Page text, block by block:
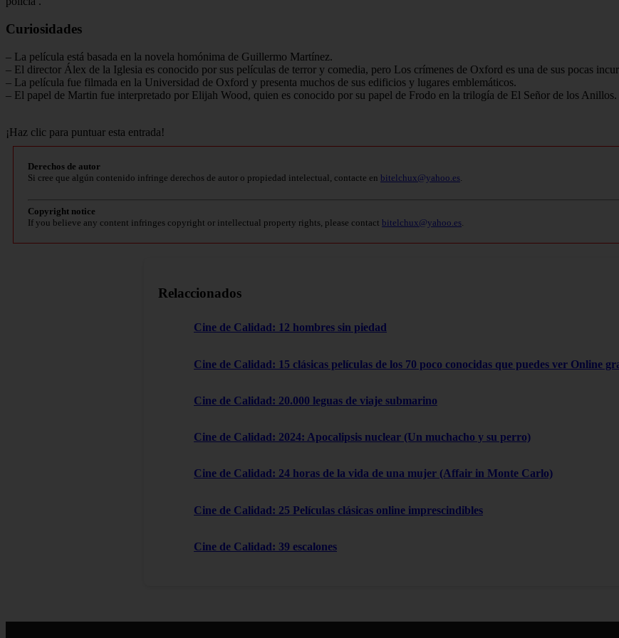
Curiosidades
– La película está basada en la novela homónima de Guillermo Martínez.
– El director Álex de la Iglesia es conocido por sus películas de terror y comedia, pero Los crímenes de Oxford es una de sus pocas
– La película fue filmada en la Universidad de Oxford y presenta muchos de sus edificios y lugares emblemáticos.
– El papel de Martin fue interpretado por Elijah Wood, quien es conocido por su papel de Frodo en la trilogía de El Señor de los Anillos.
¡Haz clic para puntuar esta entrada!
Derechos de autor
Si cree que algún contenido infringe derechos de autor o propiedad intelectual, contacte en bitelchux@yahoo.es
Copyright notice
If you believe any content infringes copyright or intellectual property rights, please contact bitelchux@yahoo.es
Relaccionados
Cine de Calidad: 12 hombres sin piedad
Cine de Calidad: 15 clásicas películas de los 70 poco conocidas que puedes ver Online
Cine de Calidad: 20.000 leguas de viaje submarino
Cine de Calidad: 2024: Apocalipsis nuclear (Un muchacho y su perro)
Cine de Calidad: 24 horas de la vida de una mujer (Affair in Monte Carlo)
Cine de Calidad: 25 Películas clásicas online imprescindibles
Cine de Calidad: 39 escalones